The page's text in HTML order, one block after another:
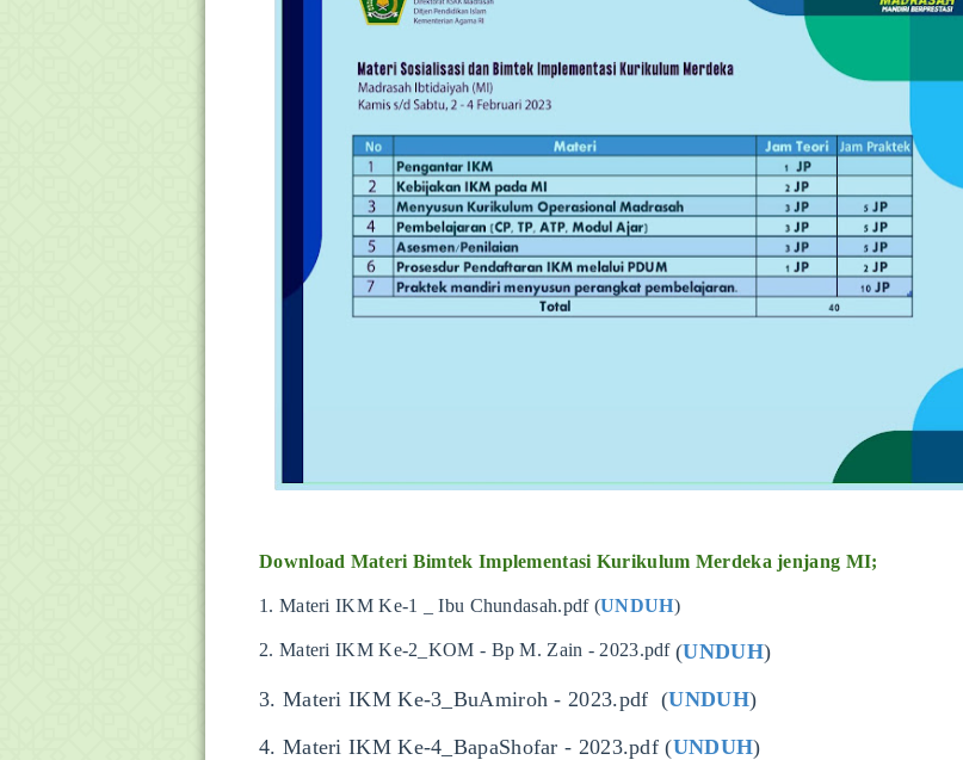
Download Materi Bimtek Implementasi Kurikulum Merdeka jenjang MI;
1. Materi IKM Ke-1 _ Ibu Chundasah.pdf (UNDUH)
2. Materi IKM Ke-2_KOM - Bp M. Zain - 2023.pdf(UNDUH)
3. Materi IKM Ke-3_BuAmiroh - 2023.pdf (UNDUH)
4. Materi IKM Ke-4_BapaShofar - 2023.pdf(UNDUH)